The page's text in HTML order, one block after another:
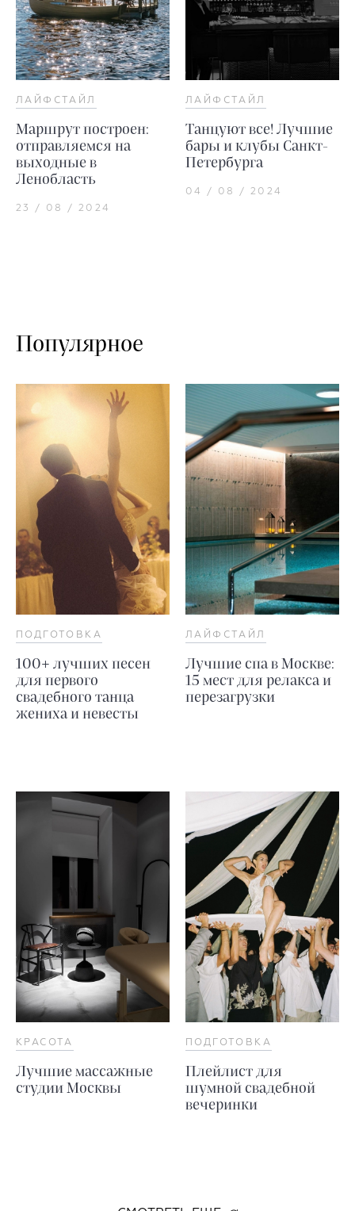
ЛАЙФСТАЙЛ
Маршрут построен:
отправляемся на
выходные в
Ленобласть
23 / 08 / 2024
ЛАЙФСТАЙЛ
Танцуют все! Лучшие
бары и клубы Санкт-
Петербурга
04 / 08 / 2024
Популярное
ПОДГОТОВКА
100+ лучших песен
для первого
свадебного танца
жениха и невесты
ЛАЙФСТАЙЛ
Лучшие спа в Москве:
15 мест для релакса и
перезагрузки
КРАСОТА
Лучшие массажные
студии Москвы
ПОДГОТОВКА
Плейлист для
шумной свадебной
вечеринки